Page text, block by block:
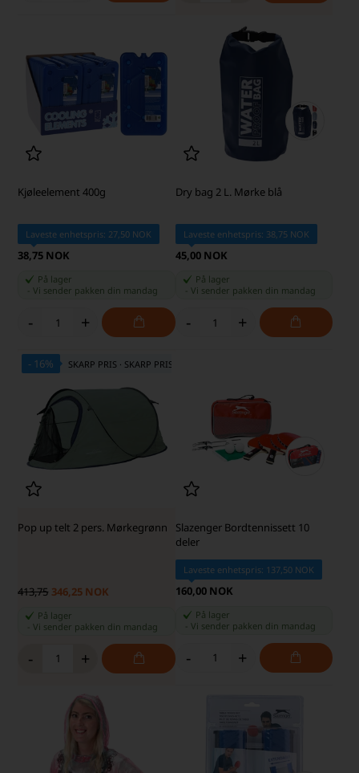
Kjøleelement 400g
Laveste enhetspris: 27,50 NOK
38,75 NOK
På lager
-Vi sender pakken din mandag
- +
Dry bag 2 L. Mørke blå
Laveste enhetspris: 38,75 NOK
45,00 NOK
På lager
Vi sender pakken din mandag
- +
- 16% SKARP PRIS · SKARP PRIS
Pop up telt 2 pers. Mørkegrønn
413,75 346,25 NOK
På lager
-Vi sender pakken din mandag
- +
Slazenger Bordtennissett 10
deler
Laveste enhetspris: 137,50 NOK
160,00 NOK
På lager
Vi sender pakken din mandag
- +